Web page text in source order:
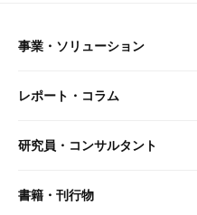
事業・ソリューション
事業・ソリューション トップ
リサーチ
レポート・コラム
レポート・コラム トップ
最新のレポート・コラム
研究員・コンサルタント
研究員・コンサルタント ト
書籍・刊行物